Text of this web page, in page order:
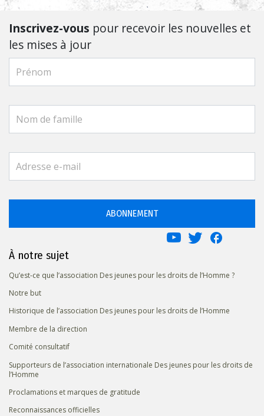
Inscrivez-vous pour recevoir les nouvelles et
les mises à jour
ABONNEMENT
À notre sujet
Qu’est-ce que l’association Des jeunes pour les droits de l’Homme ?
Notre but
Historique de l’association Des jeunes pour les droits de l’Homme
Membre de la direction
Comité consultatif
Supporteurs de l’association internationale Des jeunes pour les droits de
l’Homme
Proclamations et marques de gratitude
Reconnaissances officielles